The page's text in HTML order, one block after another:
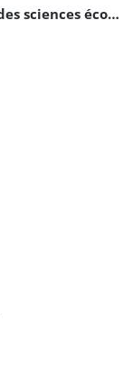
Publications de la faculté de droit et des sciences économiques de l'université